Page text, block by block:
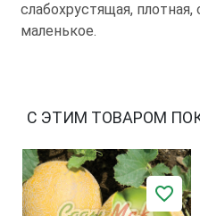
слабохрустящая,
маленькое.
С ЭТИМ ТОВАРОМ